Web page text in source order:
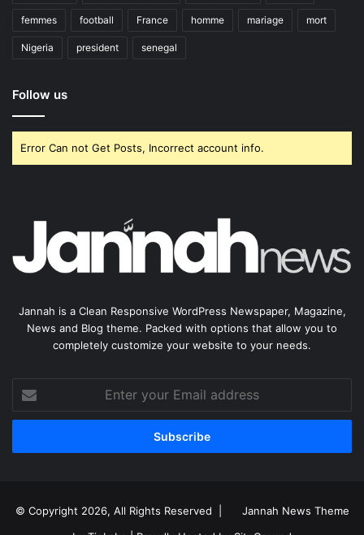
femmes football France homme mariage mort
Nigeria president senegal
Follow us
Error Can not Get Posts, Incorrect account info.
Jannah is a Clean Responsive WordPress Newspaper, Magazine,
News and Blog theme. Packed with options that allow you to
completely customize your website to your needs.
your
Email
© Copyright 2026, All Rights Reserved |
Jannah News Theme